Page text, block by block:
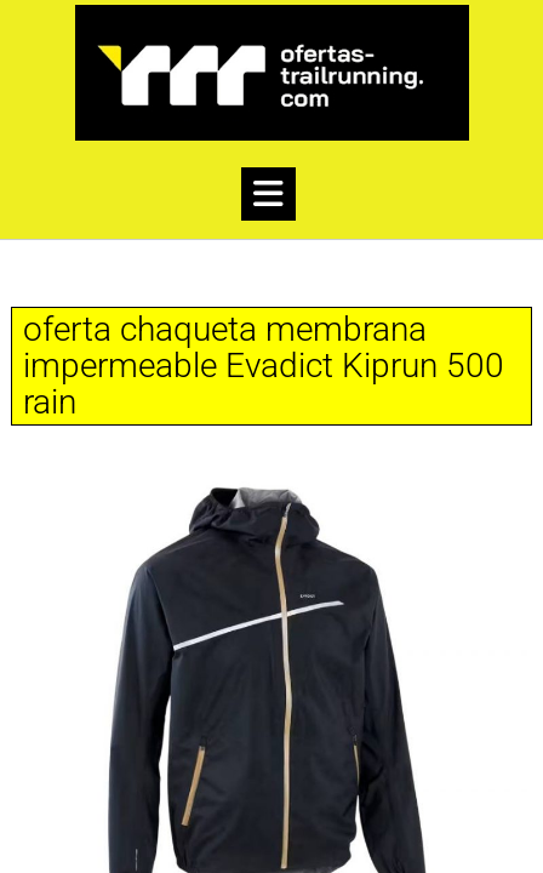
oferta chaqueta membrana
impermeable Evadict Kiprun 500
rain